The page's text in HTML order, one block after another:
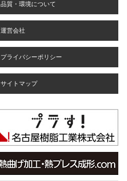
品質・環境について
運営会社
プライバシーポリシー
サイトマップ